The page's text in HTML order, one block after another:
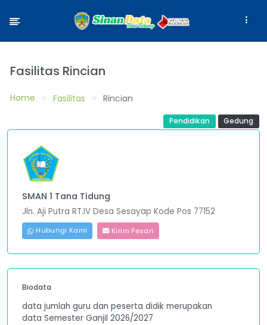
Fasilitas Rincian
Home Fasilitas Rincian
Pendidikan Gedung
SMAN 1 Tana Tidung
Jln. Aji Putra RT.IV Desa Sesayap Kode Pos 77152
Hubungi Kami Kirim Pesan
Biodata
data jumlah guru dan peserta didik merupakan
data Semester Ganjil 2026/2027